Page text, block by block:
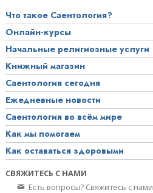
Что такое Саентология?
Онлайн-курсы
Начальные религиозные услуги
Книжный магазин
Саентология сегодня
Ежедневные новости
Саентология во всём мире
Как мы помогаем
Как оставаться здоровыми
СВЯЖИТЕСЬ С НАМИ
Есть вопросы? Свяжитесь с нами